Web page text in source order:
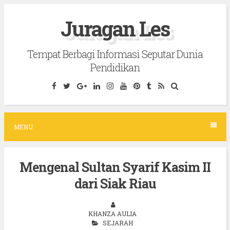
c
Juragan Les
Tempat Berbagi Informasi Seputar Dunia
Pendidikan
MENU
Mengenal Sultan Syarif Kasim II
dari Siak Riau
KHANZA AULIA
SEJARAH